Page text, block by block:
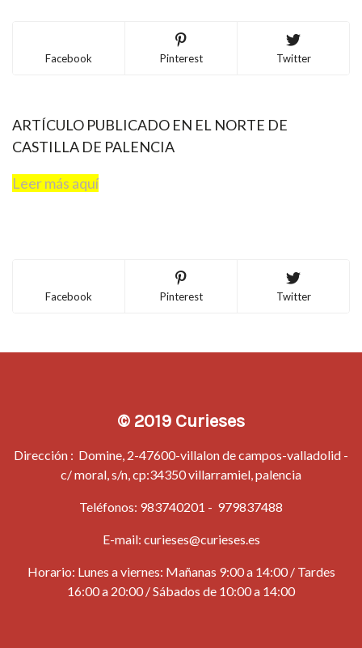
Facebook Pinterest Twitter
ARTÍCULO PUBLICADO EN EL NORTE DE
CASTILLA DE PALENCIA
Leer más aquí
Facebook Pinterest Twitter
© 2019 Curieses
Dirección : Domine, 2-47600-villalon de campos-valladolid -
c/ moral, s/n, cp:34350 villarramiel, palencia
Teléfonos: 983740201 - 979837488
E-mail: curieses@curieses.es
Horario: Lunes a viernes: Mañanas 9:00 a 14:00 / Tardes
16:00 a 20:00 / Sábados de 10:00 a 14:00